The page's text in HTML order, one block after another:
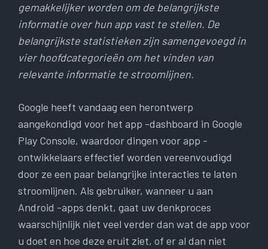
gemakkelijker worden om de belangrijkste
informatie over hun app vast te stellen. De
belangrijkste statistieken zijn samengevoegd in
vier hoofdcategorieën om het vinden van
relevante informatie te stroomlijnen.
Google heeft vandaag een herontwerp
aangekondigd voor het app -dashboard in Google
Play Console, waardoor dingen voor app -
ontwikkelaars effectief worden vereenvoudigd
door ze een paar belangrijke interacties te laten
stroomlijnen. Als gebruiker, wanneer u aan
Android -apps denkt, gaat uw denkproces
waarschijnlijk niet veel verder dan wat de app voor
u doet en hoe deze eruit ziet, of er al dan niet